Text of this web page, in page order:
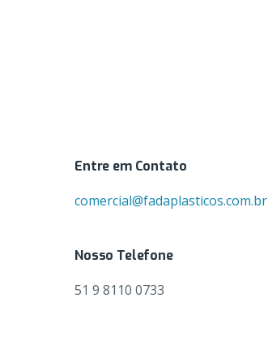
Entre em Contato
comercial@fadaplasticos.com.br
Nosso Telefone
51 9 8110 0733